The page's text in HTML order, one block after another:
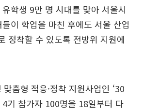
학생 9만 명 시대를 맞아 서울시
이 학업을 마친 후에도 서울 산업
정착할 수 있도록 전방위 지원에
춤형 적응·정착 지원사업인 ‘30
4기 참가자 100명을 18일부터 다